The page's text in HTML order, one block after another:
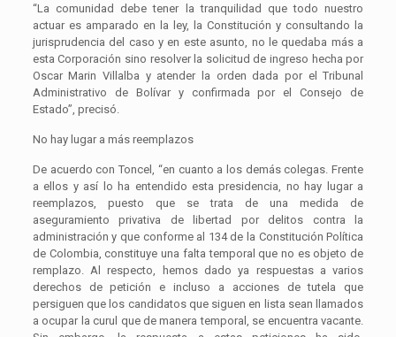
“La comunidad debe tener la tranquilidad que todo nuestro
actuar es amparado en la ley, la Constitución y consultando la
jurisprudencia del caso y en este asunto, no le quedaba más a
esta Corporación sino resolver la solicitud de ingreso hecha por
Oscar Marin Villalba y atender la orden dada por el Tribunal
Administrativo de Bolívar y confirmada por el Consejo de
Estado”, precisó.
No hay lugar a más reemplazos
De acuerdo con Toncel, “en cuanto a los demás colegas. Frente
a ellos y así lo ha entendido esta presidencia, no hay lugar a
reemplazos, puesto que se trata de una medida de
aseguramiento privativa de libertad por delitos contra la
administración y que conforme al 134 de la Constitución Política
de Colombia, constituye una falta temporal que no es objeto de
remplazo. Al respecto, hemos dado ya respuestas a varios
derechos de petición e incluso a acciones de tutela que
persiguen que los candidatos que siguen en lista sean llamados
a ocupar la curul que de manera temporal, se encuentra vacante.